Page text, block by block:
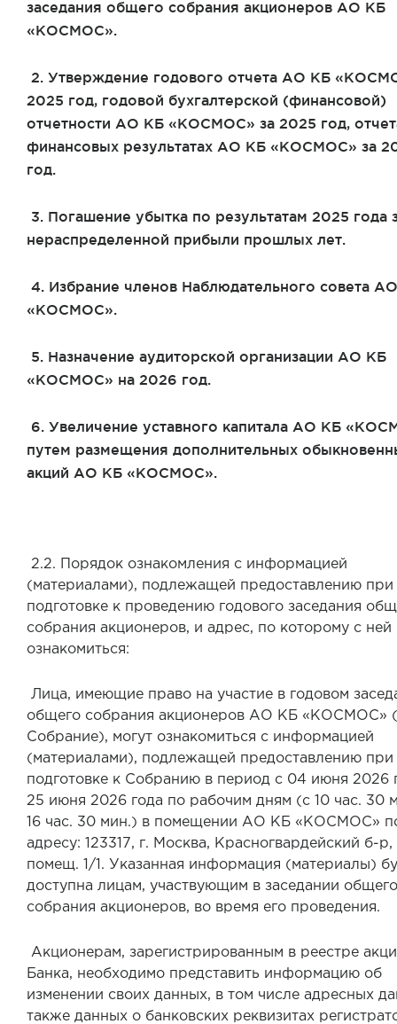
заседания общего собрания акционеров АО КБ
«КОСМОС».
2. Утверждение годового отчета АО КБ
2025 год, годовой бухгалтерской (финансовой)
отчетности АО КБ «КОСМОС» за 2025 год,
финансовых результатах АО КБ «КОСМОС» за
год.
3. Погашение убытка по результатам 2025 года
нераспределенной прибыли прошлых лет.
4. Избрание членов Наблюдательного совета
«КОСМОС».
5. Назначение аудиторской организации АО КБ
«КОСМОС» на 2026 год.
6. Увеличение уставного капитала АО КБ
путем размещения дополнительных
акций АО КБ «КОСМОС».
2.2. Порядок ознакомления с информацией
(материалами), подлежащей предоставлению при
подготовке к проведению годового заседания
собрания акционеров, и адрес, по которому с
ознакомиться:
Лица, имеющие право на участие в годовом
общего собрания акционеров АО КБ «КОСМОС»
Собрание), могут ознакомиться с информацией
(материалами), подлежащей предоставлению при
подготовке к Собранию в период с 04 июня 2026
25 июня 2026 года по рабочим дням (с 10 час. 30
16 час. 30 мин.) в помещении АО КБ «КОСМОС»
адресу: 123317, г. Москва, Красногвардейский б-р,
помещ. 1/1. Указанная информация (материалы)
доступна лицам, участвующим в заседании общего
собрания акционеров, во время его проведения.
Акционерам, зарегистрированным в реестре
Банка, необходимо представить информацию об
изменении своих данных, в том числе адресных
также данных о банковских реквизитах